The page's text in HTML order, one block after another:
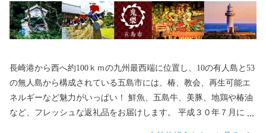
長崎港から西へ約100ｋｍの九州最西端に位置し、10の有人島と53
の無人島から構成されている五島市には、椿、教会、再生可能エ
ネルギーなど魅力がいっぱい！ 鮮魚、五島牛、美豚、地鶏や椿油
など、フレッシュな返礼品をお届けします。 平成３０年７月には